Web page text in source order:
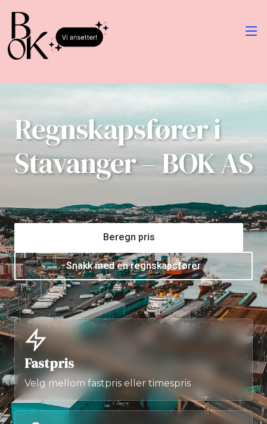
Regnskapsfører i
Stavanger – BOK AS
Beregn pris
Snakk med en regnskapsfører
Fastpris
Velg mellom fastpris eller timespris